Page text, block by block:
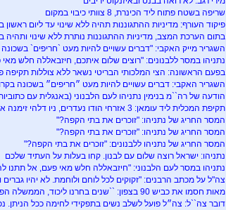
שריפה בשטח פתוח ליד הכינרת, 8 צוותי כיבוי במקום
פיקוד העורף: מדיניות ההתגוננות תהיה ללא שינוי עד ליום ראשון
בתום הערכת המצב, מדיניות ההתגוננות נותרת ללא שינוי ותהיה בתוקף עד ליום
השגריר מייק האקבי: "דברים עשויים להיות מעט `חריפים`
נתניהו במסר ללבנונים: "רוצים שלום איתכם, חיזבאללה חלש
בפעם הראשונה: הצי המלכותי הבריטי נשאר ללא צוללות תקיפה
השגריר האקבי: דברים עשויים להיות מעט ״חריפים״ בשכונה
הודעה של רה``מ בנימין נתניהו לעם הלבנוני (באנגלית עם
תקיפת המכלית ליד עומאן: 3 אזרחי הודו נעדרים, ניו דלהי זימנה את נציג ארה"ב
המסר החריג של נתניהו: "זוכרים את בתי הקפה?"
המסר החריג של נתניהו: "זוכרים את בתי הקפה?"
המסר החריג של נתניהו ללבנונים: "זוכרים את בתי הקפה?"
נתניהו: ישראל רוצה שלום עם לבנון. קחו בעלות על העתיד שלכם
נתניהו במסר לעם הלבנוני: "חיזבאללה חלש מאי פעם, אל תתנו
צה"ל על מכתב הרבנים: "זקוקים לכל לוחם ולוחמת. לא יהיו
מאות חסמו את כביש 90 בצפון: ``שנים בחרנו ליכוד, הממשלה הפקירה אותנו``
דובר צה``ל: צה״ל פועל לשלב נשים בתפקידי לחימה ככל הניתן.